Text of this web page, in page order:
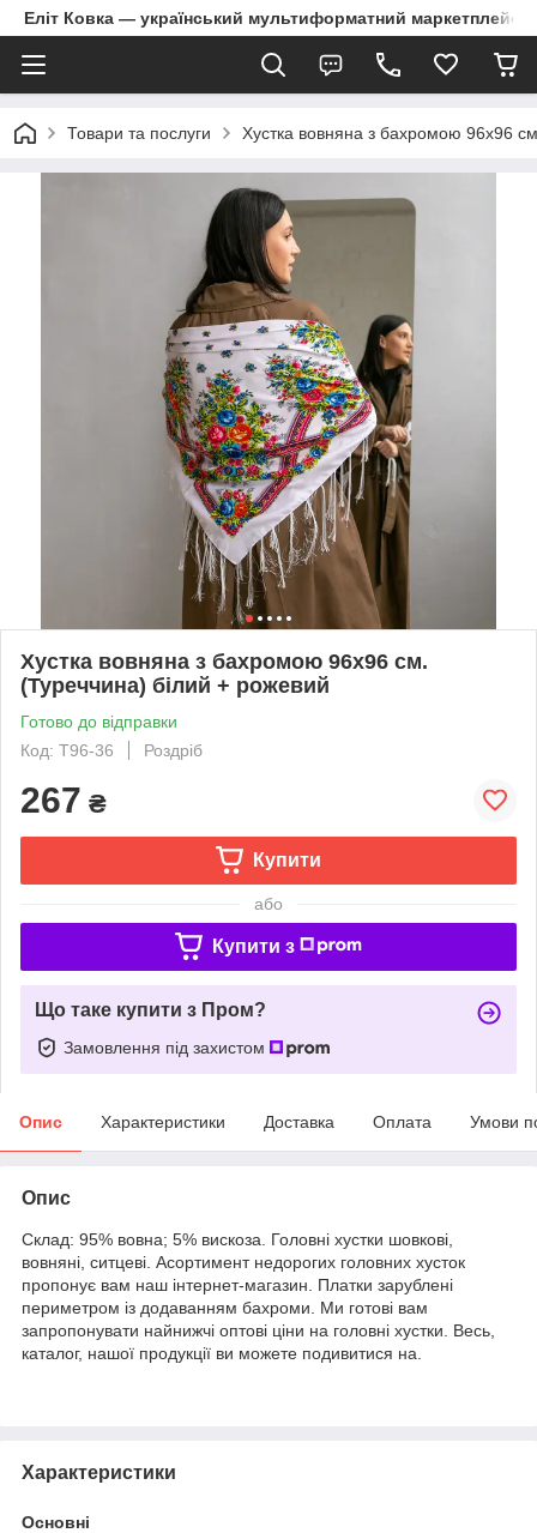
Еліт Ковка — український мультиформатний маркетплейс
Товари та послуги Хустка вовняна з бахромою 96х96
Хустка вовняна з бахромою 96х96 см.
(Туреччина) білий + рожевий
Готово до відправки
Код: Т96-36
Роздріб
267 ₴
Купити
або
Купити з
Що таке купити з Пром?
Замовлення під захистом
Опис Характеристики Доставка Оплата Умови
Опис
Склад: 95% вовна; 5% вискоза. Головні хустки шовкові,
вовняні, ситцеві. Асортимент недорогих головних хусток
пропонує вам наш інтернет-магазин. Платки зарублені
периметром із додаванням бахроми. Ми готові вам
запропонувати найнижчі оптові ціни на головні хустки. Весь,
каталог, нашої продукції ви можете подивитися на.
Характеристики
Основні